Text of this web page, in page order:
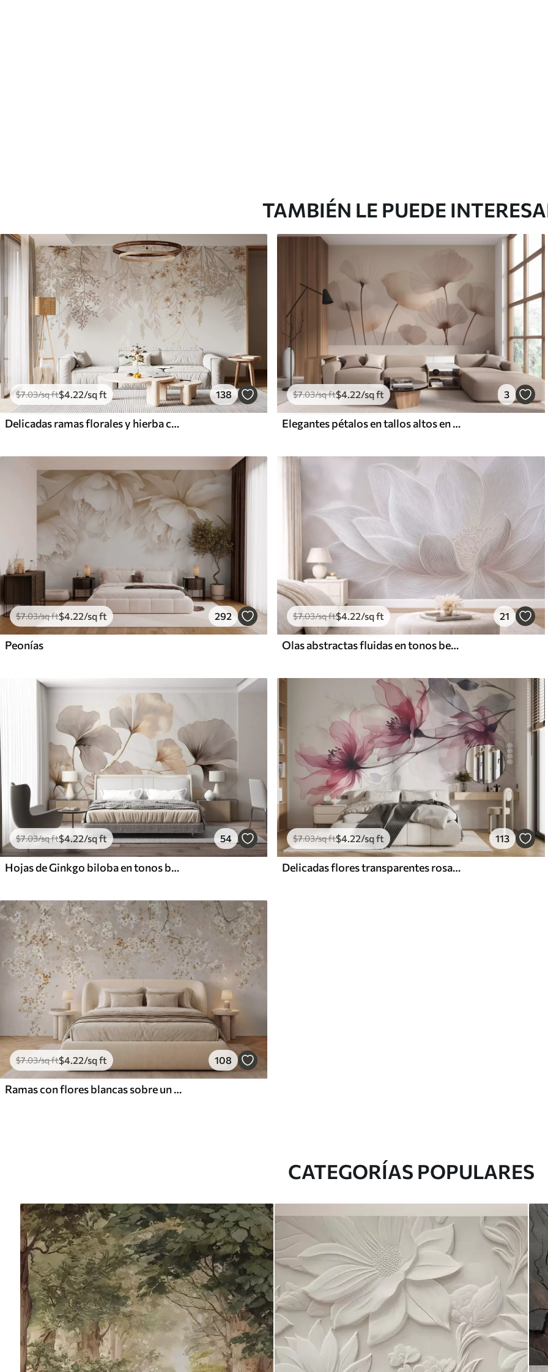
TAMBIÉN LE PUEDE
$7.03/sq ft$4 .22/sq ft 138
Delicadas ramas florales y hierba con flores blancas, grises y beige que caen en cascada sobre un fondo claro
$7.03/sq ft$4 .22/sq ft 3
Elegantes pétalos en tallos altos en tonos pastel
$7.03/sq ft$4.22/sq ft 292
Peonías
$7.03/sq ft$4.22/sq ft 21
Olas abstractas fluidas en tonos beige claro.
$7.03/sq ft$4.22/sq ft 54
Hojas de Ginkgo biloba en tonos beige, amarillo y marrón, delicado efecto de acuarela texturizada, fondo claro
$7.03/sq ft$4 .22/sq ft 113
Delicadas flores transparentes rosas y grises con pétalos suaves y difuminados sobre fondo blanco
$7.03/sq ft$4.22/sq ft 108
Ramas con flores blancas sobre un fondo beige suave.
CATEGORÍAS POPULARES